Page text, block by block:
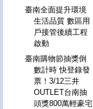
臺南全面提升環境
生活品質 數區用
戶接管後續工程
啟動
臺南購物節抽獎倒
數計時 快登錄發
票！3/12三井
OUTLET台南抽
頭獎800萬輕豪宅